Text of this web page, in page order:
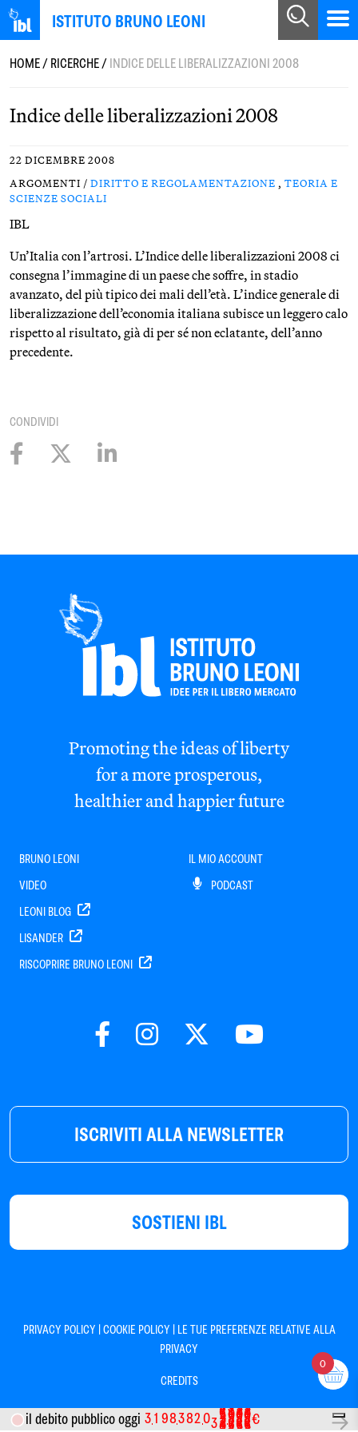
ISTITUTO BRUNO LEONI
HOME/RICERCHE/INDICE DELLE LIBERALIZZAZIONI 2008
Indice delle liberalizzazioni 2008
22 DICEMBRE 2008
ARGOMENTI / DIRITTO E REGOLAMENTAZIONE , TEORIA E
SCIENZE SOCIALI
IBL
Un’Italia con l’artrosi. L’Indice delle liberalizzazioni 2008 ci
consegna l’immagine di un paese che soffre, in stadio
avanzato, del più tipico dei mali dell’età. L’indice generale di
liberalizzazione dell’economia italiana subisce un leggero calo
rispetto al risultato, già di per sé non eclatante, dell’anno
precedente.
CONDIVIDI
ISCRIVITI ALLA NEWSLETTER
SOSTIENI IBL
Promoting the ideas of liberty
for a more prosperous,
healthier and happier future
BRUNO LEONI
VIDEO
LEONI BLOG
LISANDER
RISCOPRIRE BRUNO LEONI
IL MIO ACCOUNT
PODCAST
PRIVACY POLICY |COOKIE POLICY | LE TUE PREFERENZE RELATIVE ALLA
PRIVACY
CREDITS
il debito pubblico oggi 31 983820
4
31
0
9
8
6
5
4
3
6
5
4
3
6
5
4
3€
0